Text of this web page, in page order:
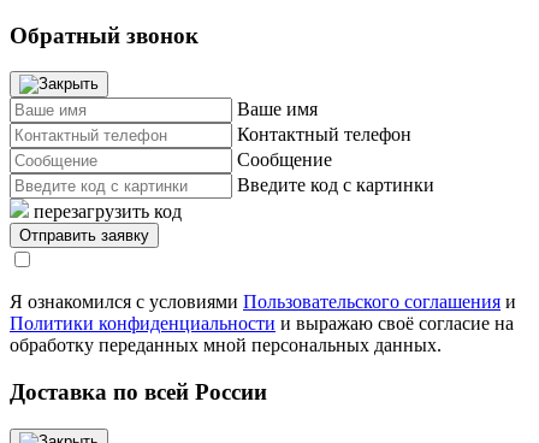
Обратный звонок
Ваше имя
Контактный телефон
Сообщение
Введите код с картинки
перезагрузить код
Я ознакомился с условиями Пользовательского соглашения и
Политики конфиденциальности и выражаю своё согласие на
обработку переданных мной персональных данных.
Доставка по всей России